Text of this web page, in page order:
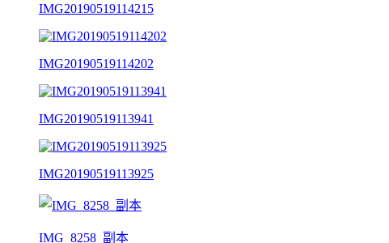
IMG20190519114215
IMG20190519114202
IMG20190519113941
IMG20190519113925
IMG_8258_副本